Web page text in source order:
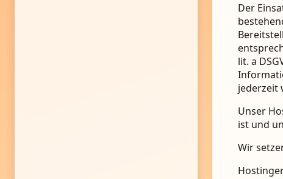
Der
lit. a
jederzeit
Unser
ist und
Wir